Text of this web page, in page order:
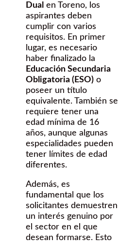
Dual en Toreno, los
aspirantes deben
cumplir con varios
requisitos. En primer
lugar, es necesario
haber finalizado la
Educación Secundaria
Obligatoria (ESO) o
poseer un título
equivalente. También se
requiere tener una
edad mínima de 16
años, aunque algunas
especialidades pueden
tener límites de edad
diferentes.
Además, es
fundamental que los
solicitantes demuestren
un interés genuino por
el sector en el que
desean formarse. Esto